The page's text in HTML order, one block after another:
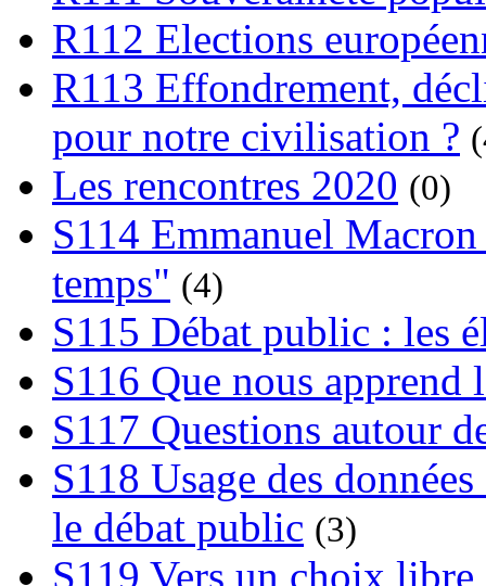
R112 Elections
R113 Effondrement,
pour notre civilisation ?
Les rencontres 2020 (0)
S114 Emmanuel
temps" (4)
S115 Débat public : les
S116 Que nous apprend
S117 Questions autour
S118 Usage des
le débat public (3)
S119 Vers un choix